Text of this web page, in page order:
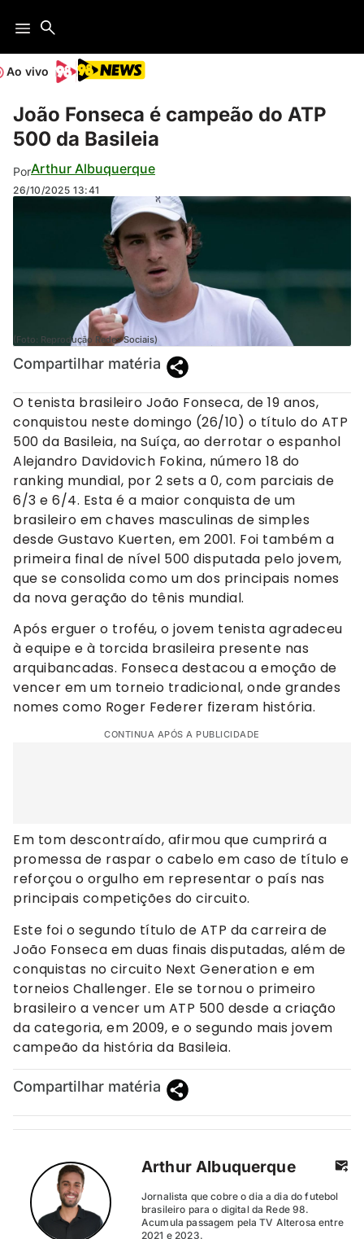
Ao vivo
João Fonseca é campeão do ATP
500 da Basileia
PorArthur Albuquerque
26/10/2025 13:41
(Foto: Reprodução Redes Sociais)
Compartilhar matéria
O tenista brasileiro João Fonseca, de 19 anos,
conquistou neste domingo (26/10) o título do ATP
500 da Basileia, na Suíça, ao derrotar o espanhol
Alejandro Davidovich Fokina, número 18 do
ranking mundial, por 2 sets a 0, com parciais de
6/3 e 6/4. Esta é a maior conquista de um
brasileiro em chaves masculinas de simples
desde Gustavo Kuerten, em 2001. Foi também a
primeira final de nível 500 disputada pelo jovem,
que se consolida como um dos principais nomes
da nova geração do tênis mundial.
Após erguer o troféu, o jovem tenista agradeceu
à equipe e à torcida brasileira presente nas
arquibancadas. Fonseca destacou a emoção de
vencer em um torneio tradicional, onde grandes
nomes como Roger Federer fizeram história.
CONTINUA APÓS A PUBLICIDADE
Em tom descontraído, afirmou que cumprirá a
promessa de raspar o cabelo em caso de título e
reforçou o orgulho em representar o país nas
principais competições do circuito.
Este foi o segundo título de ATP da carreira de
João Fonseca em duas finais disputadas, além de
conquistas no circuito Next Generation e em
torneios Challenger. Ele se tornou o primeiro
brasileiro a vencer um ATP 500 desde a criação
da categoria, em 2009, e o segundo mais jovem
campeão da história da Basileia.
Compartilhar matéria
Arthur Albuquerque
Jornalista que cobre o dia a dia do futebol
brasileiro para o digital da Rede 98.
Acumula passagem pela TV Alterosa entre
2021 e 2023.